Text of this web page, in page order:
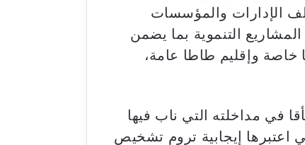
الإدارات والمؤسسات
التنموية بما يضمن
خاصة وإقليم طاطا عامة،
في مداخلته التي ناب فيها
اعتبرها إيجابية تروم تشخيص